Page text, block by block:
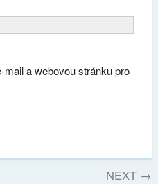
a webovou stránku pro
NEXT →